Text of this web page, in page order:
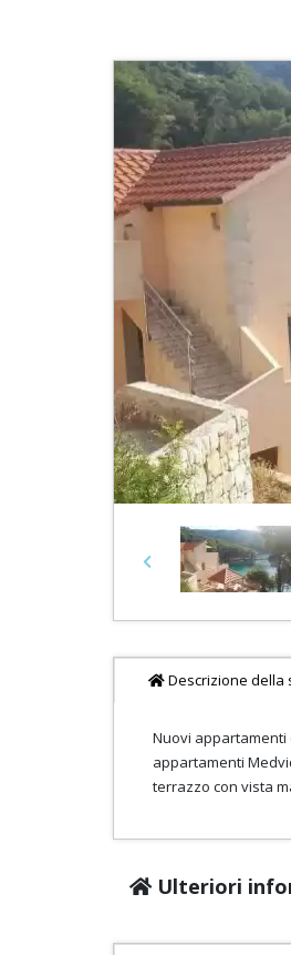
Previous
Descrizione della
Nuovi
appartamenti
terrazzo con vista
Ulteriori